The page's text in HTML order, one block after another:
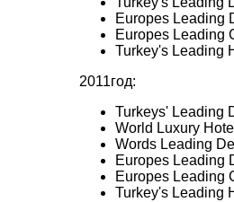
Europes Leading
Europes Leading
Turkey's Leading
2011год:
Turkeys' Leading
World Luxury
Words Leading
Europes Leading
Europes Leading
Turkey's Leading